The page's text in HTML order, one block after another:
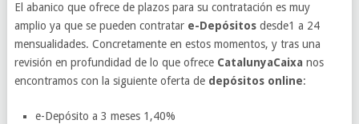
El abanico que ofrece de plazos para su contratación es muy
amplio ya que se pueden contratare-Depósitosdesde1 a 24
mensualidades. Concretamente en estos momentos, y tras una
revisión en profundidad de lo que ofrece CatalunyaCaixa nos
encontramos con la siguiente oferta de depósitos online:
e-Depósito a 3 meses 1,40%